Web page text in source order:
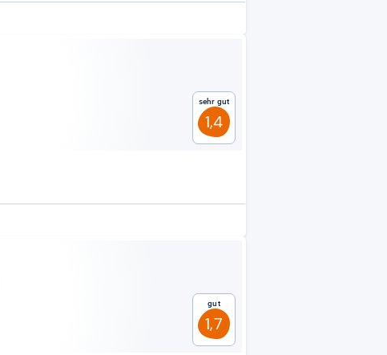
Sehr gut
1,4
Gut
1,7